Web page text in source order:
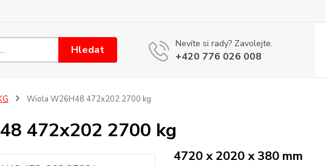
Hledat Nevíte si rady? Zavolejte.
+420 776 026 008
Wiola W26H48 472x202 2700 kg
472x202 2700 kg
4720 x 2020 x 380 mm